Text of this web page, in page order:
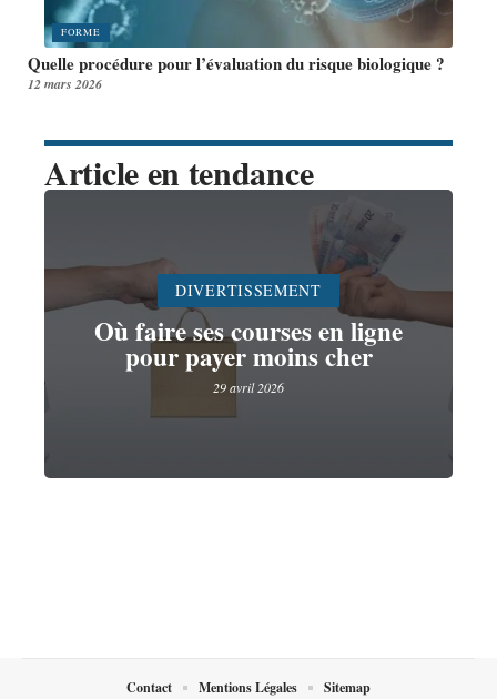
FORME
Quelle procédure pour l’évaluation du risque biologique ?
12 mars 2026
Article en tendance
DIVERTISSEMENT
Où faire ses courses en ligne
pour payer moins cher
29 avril 2026
Contact Mentions Légales Sitemap